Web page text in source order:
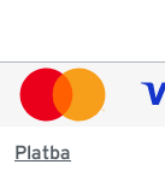
Platba